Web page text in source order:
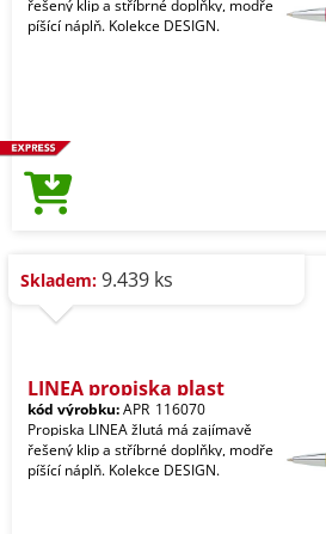
řešený klip a stříbrné doplňky, modře
píšící náplň. Kolekce DESIGN.
Skladem: 9.439 ks
LINEA propiska plast
kód výrobku:APR_116070
Propiska LINEA žlutá má zajímavě
řešený klip a stříbrné doplňky, modře
píšící náplň. Kolekce DESIGN.